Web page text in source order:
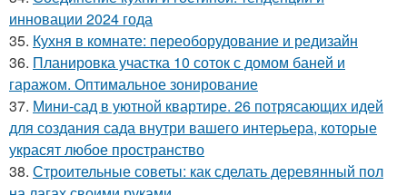
инновации 2024 года
35. Кухня в комнате: переоборудование и редизайн
36. Планировка участка 10 соток с домом баней и
гаражом. Оптимальное зонирование
37. Мини-сад в уютной квартире. 26 потрясающих идей
для создания сада внутри вашего интерьера, которые
украсят любое пространство
38. Строительные советы: как сделать деревянный пол